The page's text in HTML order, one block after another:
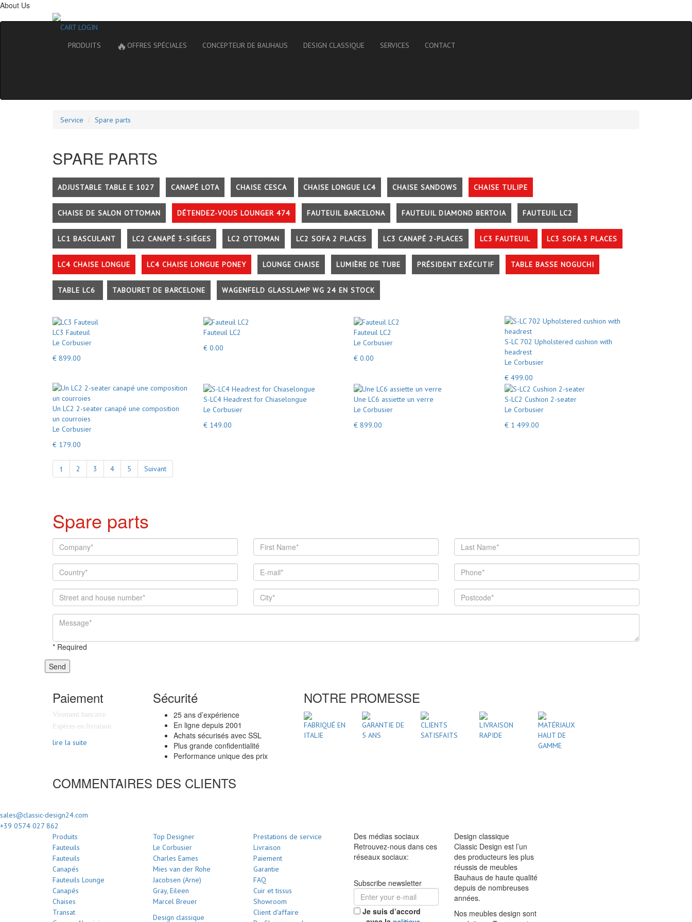
About Us
CART LOGIN
PRODUITS
🔥 OFFRES SPÉCIALES CONCEPTEUR DE BAUHAUS DESIGN CLASSIQUE SERVICES CONTACT
Service Spare parts
SPARE PARTS
ADJUSTABLE TABLE E 1027 CANAPÉ LOTA CHAISE CESCA CHAISE LONGUE LC4 CHAISE SANDOWS CHAISE TULIPE
CHAISE DE SALON OTTOMAN DÉTENDEZ-VOUS LOUNGER 474 FAUTEUIL BARCELONA FAUTEUIL DIAMOND BERTOIA FAUTEUIL LC2
LC1 BASCULANT LC2 CANAPÉ 3-SIÉGES LC2 OTTOMAN LC2 SOFA 2 PLACES LC3 CANAPÉ 2-PLACES LC3 FAUTEUIL LC3 SOFA 3 PLACES
LC4 CHAISE LONGUE LC4 CHAISE LONGUE PONEY LOUNGE CHAISE LUMIÈRE DE TUBE PRÉSIDENT EXÉCUTIF TABLE BASSE NOGUCHI
TABLE LC6 TABOURET DE BARCELONE WAGENFELD GLASSLAMP WG 24 EN STOCK
LC3 Fauteuil
Le Corbusier
€ 899.00
Fauteuil LC2
€ 0.00
Fauteuil LC2
Le Corbusier
€ 0.00
S-LC 702 Upholstered cushion with
headrest
Le Corbusier
€ 499.00
Un LC2 2-seater canapé une composition
un courroies
Le Corbusier
€ 179.00
S-LC4 Headrest for Chiaselongue
Le Corbusier
€ 149.00
Une LC6 assiette un verre
Le Corbusier
€ 899.00
S-LC2 Cushion 2-seater
Le Corbusier
€ 1 499.00
1 2 3 4 5 Suivant
Spare parts
* Required
Send
Paiement
Virement bancaire
Espèces en livraison
lire la suite
Sécurité
25 ans d’expérience
En ligne depuis 2001
Achats sécurisés avec SSL
Plus grande confidentialité
Performance unique des prix
NOTRE PROMESSE
FABRIQUÉ EN
ITALIE
GARANTIE DE
5 ANS
CLIENTS
SATISFAITS
LIVRAISON
RAPIDE
MATÉRIAUX
HAUT DE
GAMME
COMMENTAIRES DES CLIENTS
sales@classic-design24.com
+39 0574 027 862
Produits
Fauteuils
Fauteuils
Canapés
Fauteuils Lounge
Canapés
Chaises
Transat
Top Designer
Le Corbusier
Charles Eames
Mies van der Rohe
Jacobsen (Arne)
Gray, Eileen
Marcel Breuer
Design classique
Prestations de service
Livraison
Paiement
Garantie
FAQ
Cuir et tissus
Showroom
Client d'affaire
Des médias sociaux
Retrouvez-nous dans ces
réseaux sociaux:
Subscribe newsletter
Je suis d’accord
Design classique
Classic Design est l’un
des producteurs les plus
réussis de meubles
Bauhaus de haute qualité
depuis de nombreuses
années.
Nos meubles design sont